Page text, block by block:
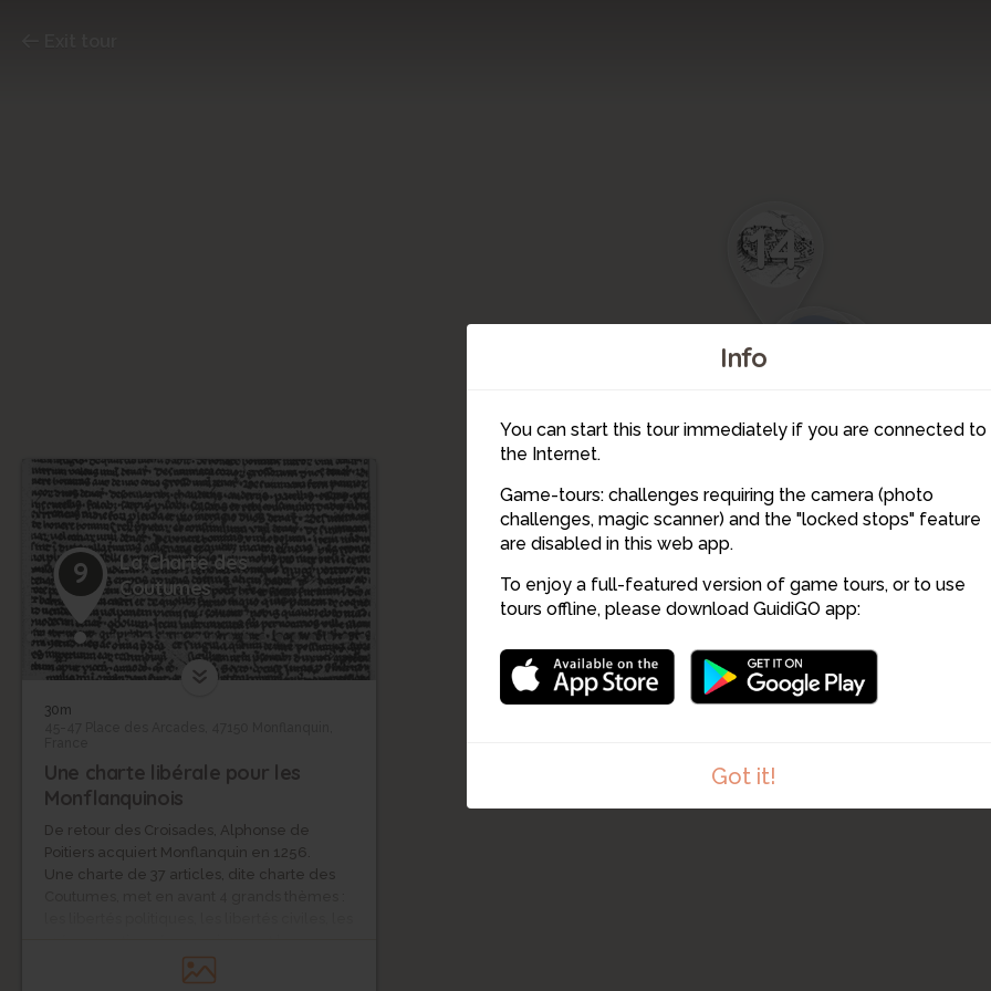
Info
You can start this tour immediately if you are connected to
the Internet.
Game-tours: challenges requiring the camera (photo
challenges, magic scanner) and the "locked stops" feature
are disabled in this web app.
To enjoy a full-featured version of game tours, or to use
tours offline, please download GuidiGO app:
Got it!
17
14
13
12
11
10
9
8
7 6
5
4
9
La Charte des
Coutumes
30m
Une charte libérale pour les
Monflanquinois
De retour des Croisades, Alphonse de
Poitiers acquiert Monflanquin en 1256.
Une charte de 37 articles, dite charte des
dispositions de droit pénal.
La charte de Monflanquin influe fortement